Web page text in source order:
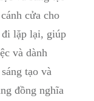
cửa cho
đi lặp lại, giúp
và dành
tạo và
đồng nghĩa